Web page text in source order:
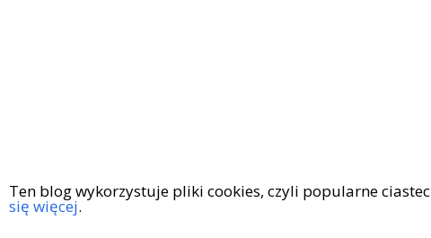
Ten blog wykorzystuje pliki cookies, czyli popularne
się więcej.